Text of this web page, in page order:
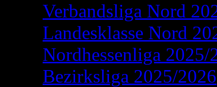
Verbandsliga Nord
Landesklasse Nord
Nordhessenliga 2025/
Bezirksliga 2025/2026